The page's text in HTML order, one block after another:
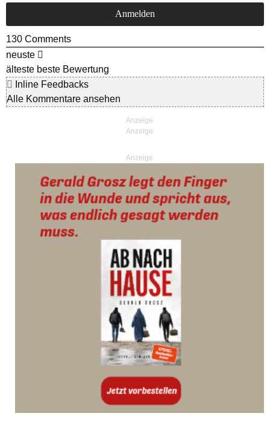
130 Comments
neuste
älteste beste Bewertung
Inline Feedbacks
Alle Kommentare ansehen
Anzeige